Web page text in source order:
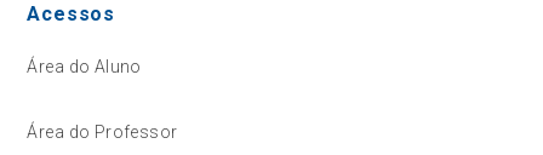
Acessos
Área do Aluno
Área do Professor